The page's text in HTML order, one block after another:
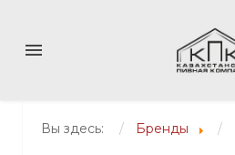
menu
Вы здесь: Бренды